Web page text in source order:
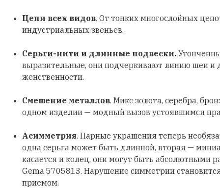
Цепи всех видов. От тонких многослойных
индустриальных звеньев.
Серьги-нити и длинные подвески.
выразительные, они подчеркивают линию шеи и
женственности.
Смешение металлов. Микс золота, серебра,
одном изделии — модный вызов устоявшимся
Асимметрия. Парные украшения теперь
одна серьга может быть длинной, вторая —
касается и колец, они могут быть абсолютными
Gema 5705813. Нарушение симметрии
приемом.